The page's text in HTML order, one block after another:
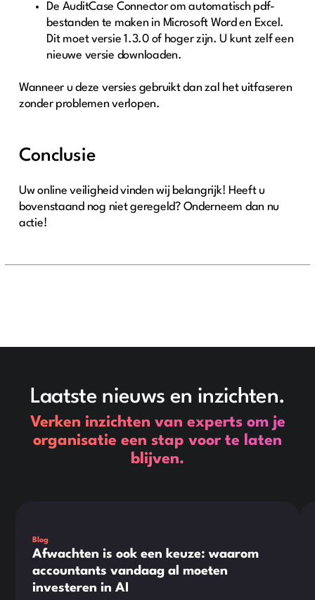
De AuditCase Connector om automatisch pdf-
bestanden te maken in Microsoft Word en Excel.
Dit moet versie 1.3.0 of hoger zijn. U kunt zelf een
nieuwe versie downloaden.
Wanneer u deze versies gebruikt dan zal het uitfaseren
zonder problemen verlopen.
Conclusie
Uw online veiligheid vinden wij belangrijk! Heeft u
bovenstaand nog niet geregeld? Onderneem dan nu
actie!
Laatste nieuws en inzichten.
Verken inzichten van experts om je
organisatie een stap voor te laten
blijven.
Blog
Afwachten is ook een keuze: waarom
accountants vandaag al moeten
investeren in AI